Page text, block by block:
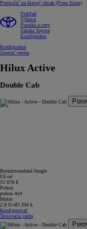
Preskočiť na hlavný obsah (Press Enter)
Prehľad
Výbava
Ponuka a ceny
Záruka Toyota
Konfigurátor
Konfigurátor
Zmeniť verziu
Hilux Active
Double Cab
Bronzovozelená Jungle
Už od
51 076 €
Pohon
pohon 4x4
Motor
2.8 D-4D 204 k
Konfigurovať
Testovacia jazda